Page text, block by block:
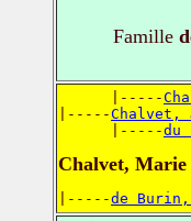
Famille
      |-----
|-----Chalvet,
      |-----
du
Chalvet, Marie
|-----de